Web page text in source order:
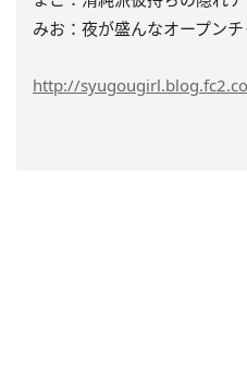
みお：夜が盛んなオープン
http://